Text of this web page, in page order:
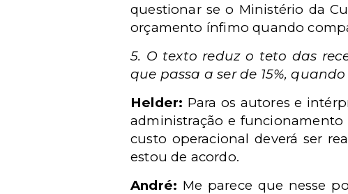
questionar se o Ministério da
orçamento ínfimo quando
5. O texto reduz o teto das
que passa a ser de 15%,
Helder: Para os autores e
administração e funcionamento
custo operacional deverá ser
estou de acordo.
André: Me parece que nesse